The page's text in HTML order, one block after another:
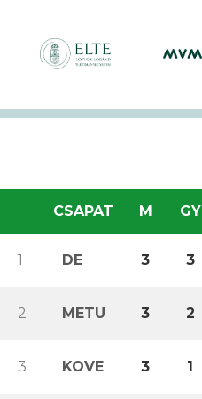
CSAPAT M GY
1 DE 3 3
2 METU 3 2
3 KOVE 3 1